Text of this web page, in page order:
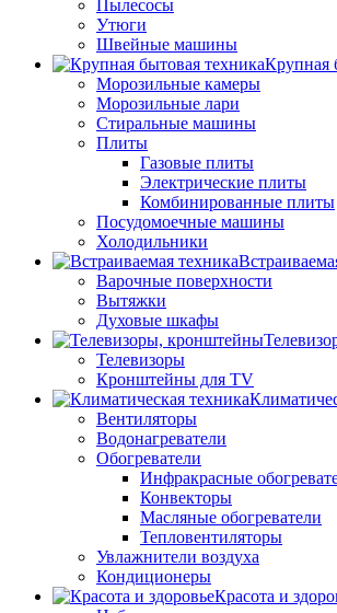
Пылесосы
Утюги
Швейные машины
Крупная
Морозильные камеры
Морозильные лари
Стиральные машины
Плиты
Газовые плиты
Электрические плиты
Комбинированные плиты
Посудомоечные машины
Холодильники
Варочные поверхности
Вытяжки
Духовые шкафы
Телевизоры
Кронштейны для TV
Вентиляторы
Водонагреватели
Обогреватели
Инфракрасные
Конвекторы
Масляные обогреватели
Тепловентиляторы
Увлажнители воздуха
Кондиционеры
Красота и